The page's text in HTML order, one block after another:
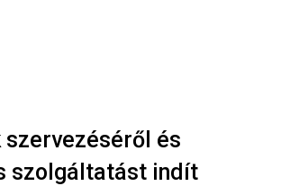
és
szolgáltatást indít